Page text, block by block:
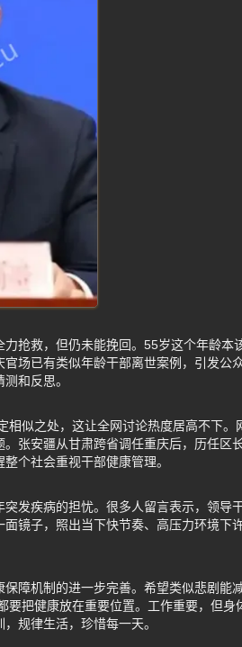
抢救，但仍未能挽回。55岁这个年龄本
场已有类似年龄干部离世案例，引发公
和反思。
相似之处，这让全网讨论热度居高不下。
张安疆从甘肃跨省调任重庆后，历任区
个社会重视干部健康管理。
发疾病的担忧。很多人留言表示，领导
镜子，照出当下快节奏、高压力环境下
障机制的进一步完善。希望类似悲剧能
要把健康放在重要位置。工作重要，但身
规律生活，珍惜每一天。